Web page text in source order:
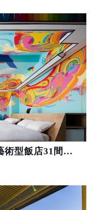
就像住進美術館！京都鴨川藝術型飯店31間主題房超吸睛